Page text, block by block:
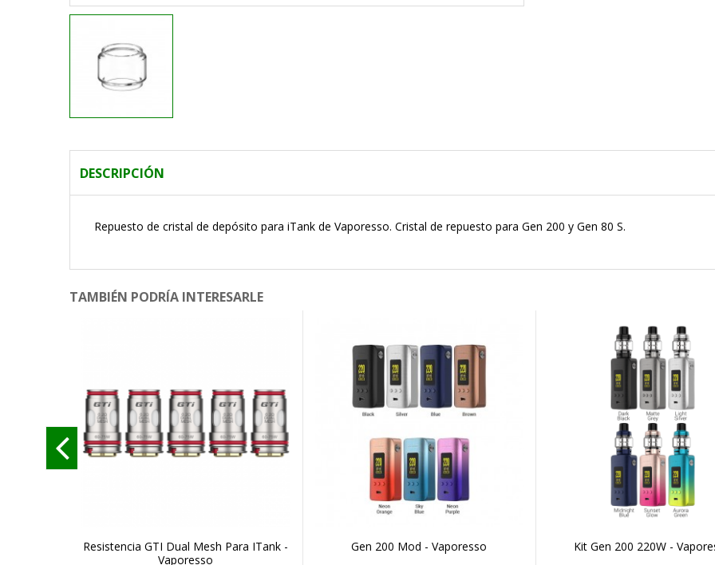
DESCRIPCIÓN
Repuesto de cristal de depósito para iTank de Vaporesso. Cristal de repuesto para Gen 200 y Gen 80 S.
TAMBIÉN PODRÍA INTERESARLE
Resistencia GTI Dual Mesh Para ITank -
Vaporesso
Gen 200 Mod - Vaporesso Kit Gen 200 220W -